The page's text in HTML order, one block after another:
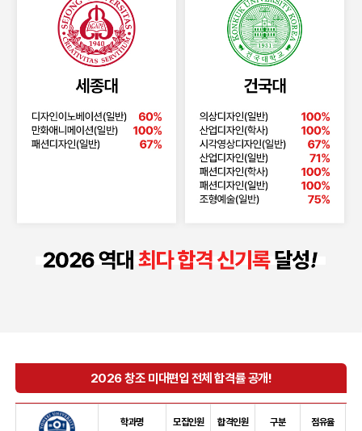
2026 창조 미대편입 전체 합격률 공개!
학과명 모집인원 합격인원 구분 점유율